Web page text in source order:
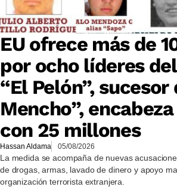
EU ofrece más de
por ocho líderes
“El Pelón”, sucesor
Mencho”,
con 25 millones
Hassan Aldama 05/08/2026
La medida se acompaña de nuevas
de drogas, armas, lavado de dinero y apoyo
organización terrorista extranjera.